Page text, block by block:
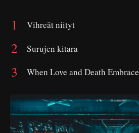
Vihreät niityt
Surujen kitara
When Love and Death Embrace